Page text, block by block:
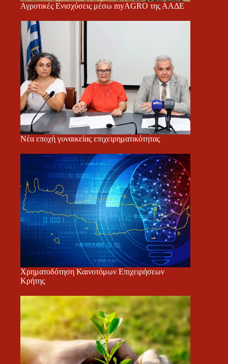
Αγροτικές Ενισχύσεις μέσω myAGRO της ΑΑΔΕ
Νέα εποχή γυναικείας επιχειρηματικότητας
Χρηματοδότηση Καινοτόμων Επιχειρήσεων
Κρήτης